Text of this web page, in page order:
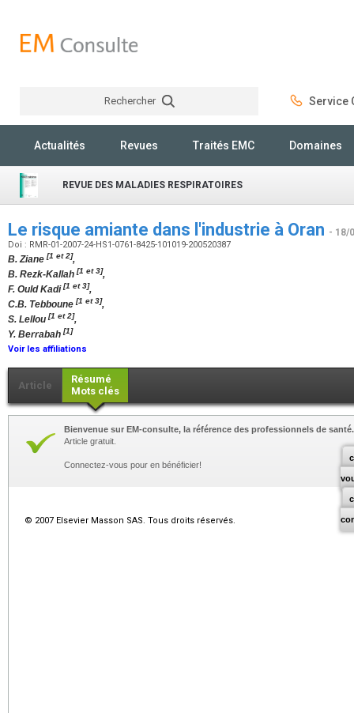
Rechercher Service
Actualités Revues Traités EMC Domaines
REVUE DES MALADIES RESPIRATOIRES
Le risque amiante dans l'industrie à Oran - 18/
Doi : RMR-01-2007-24-HS1-0761-8425-101019-200520387
B. Ziane [1 et 2],
B. Rezk-Kallah [1 et 3],
F. Ould Kadi[1 et 3],
C.B. Tebboune [1 et 3],
S. Lellou [1 et 2],
Y. Berrabah [1]
Voir les affiliations
Article
Résumé
Mots clés
Bienvenue sur EM-consulte, la référence des professionnels de santé.
Article gratuit.
Connectez-vous pour en bénéficier!
© 2007 Elsevier Masson SAS. Tous droits réservés.